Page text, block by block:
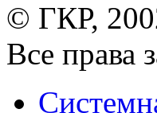
© ГКР,
Все права